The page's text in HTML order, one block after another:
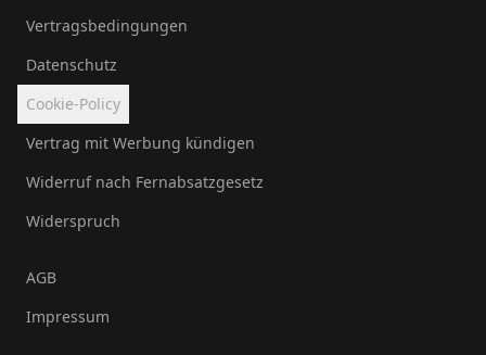
Vertragsbedingungen
Datenschutz
Cookie-Policy
Vertrag mit Werbung kündigen
Widerruf nach Fernabsatzgesetz
Widerspruch
AGB
Impressum